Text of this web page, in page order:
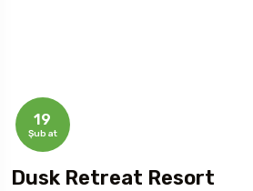
19
Şubat
Dusk Retreat Resort